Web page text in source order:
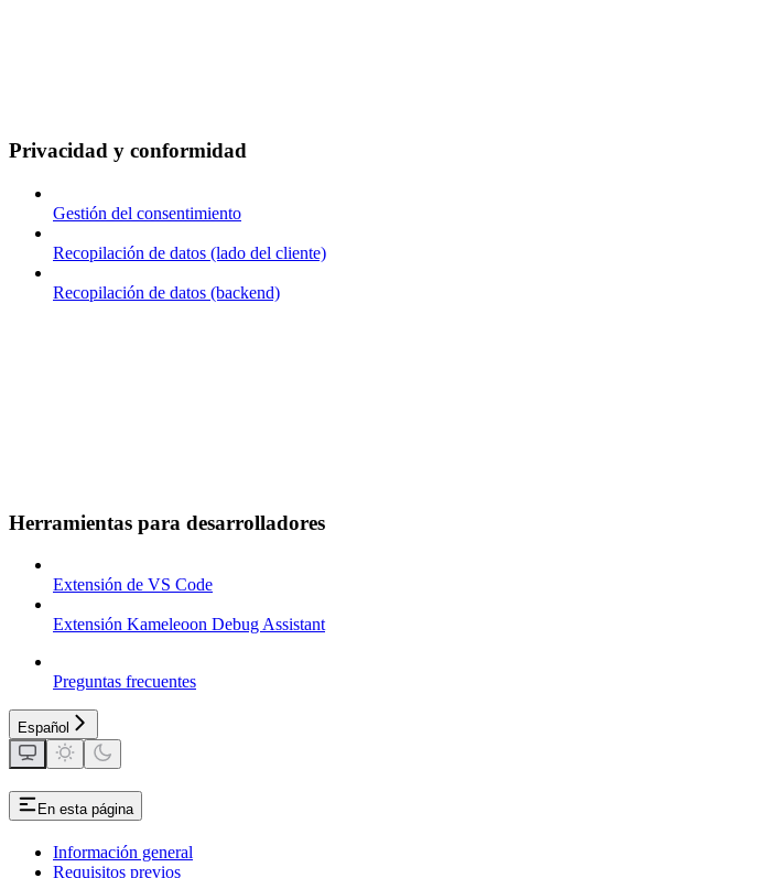
Privacidad y conformidad
Gestión del consentimiento
Recopilación de datos (lado del cliente)
Recopilación de datos (backend)
Herramientas para desarrolladores
Extensión de VS Code
Extensión Kameleoon Debug Assistant
Preguntas frecuentes
Español
En esta página
Información general
Requisitos previos